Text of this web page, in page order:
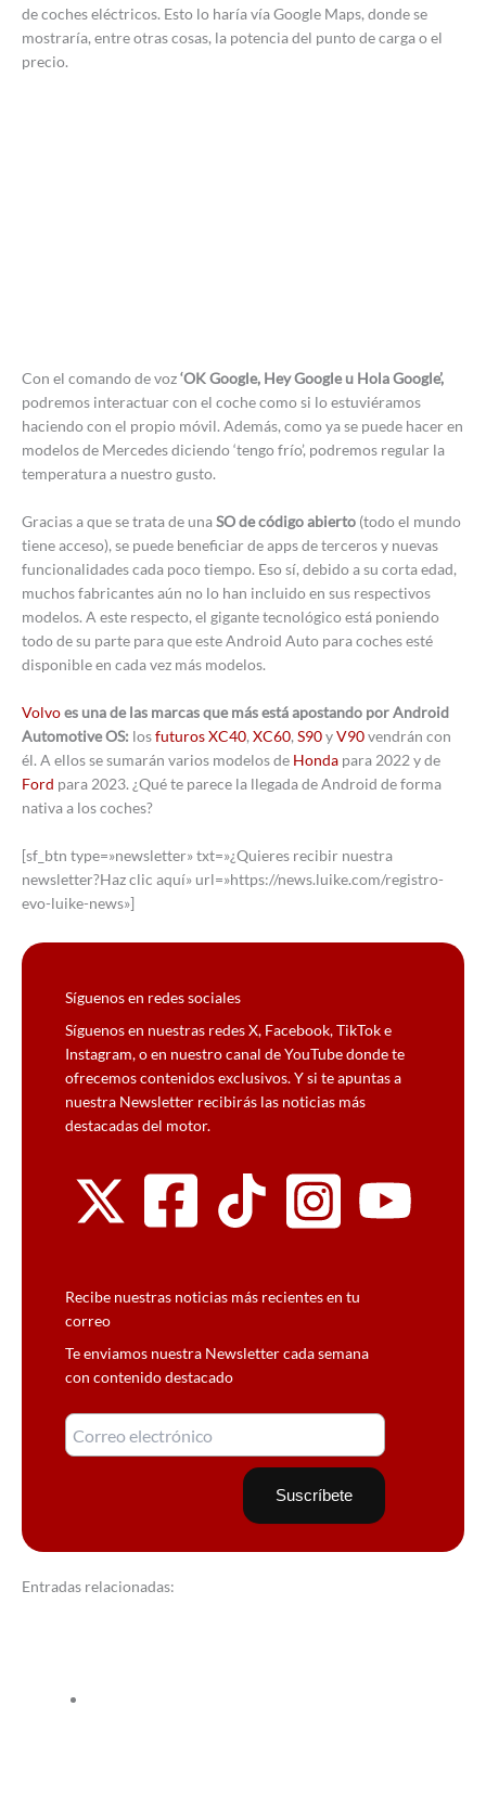
de coches eléctricos. Esto lo haría vía Google Maps, donde se
mostraría, entre otras cosas, la potencia del punto de carga o el
precio.
Con el comando de voz‘OK Google, Hey Google u Hola Google’,
podremos interactuar con el coche como si lo estuviéramos
haciendo con el propio móvil. Además, como ya se puede hacer en
modelos de Mercedes diciendo ‘tengo frío’, podremos regular la
temperatura a nuestro gusto.
Gracias a que se trata de unaSO de código abierto (todo el mundo
tiene acceso), se puede beneficiar de apps de terceros y nuevas
funcionalidades cada poco tiempo. Eso sí, debido a su corta edad,
muchos fabricantes aún no lo han incluido en sus respectivos
modelos. A este respecto, el gigante tecnológico está poniendo
todo de su parte para que este Android Auto para coches esté
disponible en cada vez más modelos.
Volvoes una de las marcas que más está apostando por Android
Automotive OS: losfuturos XC40, XC60, S90yV90vendrán con
él. A ellos se sumarán varios modelos de Honda para 2022 y de
Ford para 2023. ¿Qué te parece la llegada de Android de forma
nativa a los coches?
[sf_btn type=»newsletter» txt=»¿Quieres recibir nuestra
newsletter?Haz clic aquí» url=»https://news.luike.com/registro-
evo-luike-news»]
Síguenos en redes sociales
Síguenos en nuestras redes X, Facebook, TikTok e
Instagram, o en nuestro canal de YouTube donde te
ofrecemos contenidos exclusivos. Y si te apuntas a
nuestra Newsletter recibirás las noticias más
destacadas del motor.
Recibe nuestras noticias más recientes en tu
correo
Te enviamos nuestra Newsletter cada semana
con contenido destacado
Entradas relacionadas: